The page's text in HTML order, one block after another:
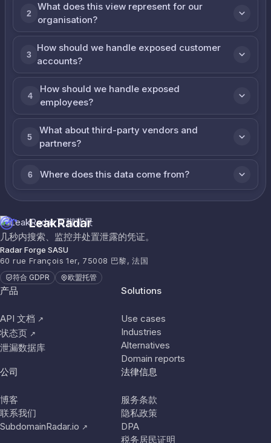
2
What does this view represent for our
organisation?
3
How should we handle exposed customer
accounts?
4
How should we handle exposed
employees?
5
What about third-party vendors and
partners?
6 Where does this data come from?
LeakRadar
几秒内搜索、监控并处置泄露的凭证。
Radar Forge SASU
60 rue François 1er, 75008 巴黎, 法国
符合 GDPR 欧盟托管
产品
API 文档 ↗
状态页 ↗
泄漏数据库
Solutions
Use cases
Industries
Alternatives
Domain reports
公司
博客
联系我们
SubdomainRadar.io ↗
法律信息
服务条款
隐私政策
DPA
税务居民证明